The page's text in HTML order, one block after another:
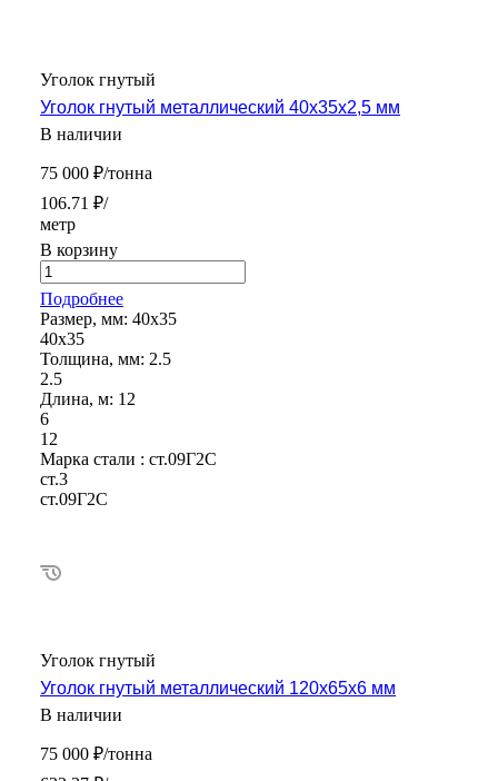
Уголок гнутый
Уголок гнутый металлический 40х35х2,5 мм
В наличии
75 000 ₽/тонна
106.71 ₽/
метр
В корзину
Подробнее
Размер, мм: 40х35
40х35
Толщина, мм: 2.5
2.5
Длина, м: 12
6
12
Марка стали : ст.09Г2С
ст.3
ст.09Г2С
Уголок гнутый
Уголок гнутый металлический 120х65х6 мм
В наличии
75 000 ₽/тонна